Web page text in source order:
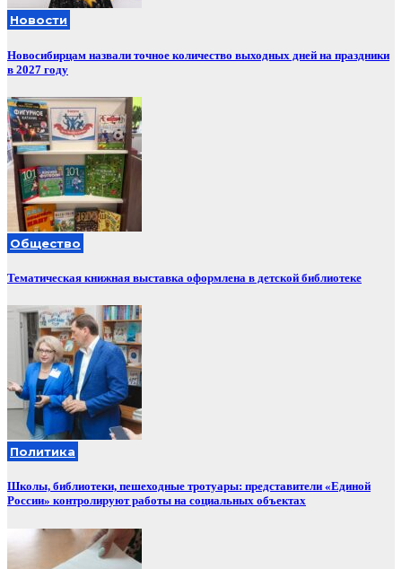
Новости
Новосибирцам назвали точное количество выходных дней на праздники
в 2027 году
Общество
Тематическая книжная выставка оформлена в детской библиотеке
Политика
Школы, библиотеки, пешеходные тротуары: представители «Единой
России» контролируют работы на социальных объектах